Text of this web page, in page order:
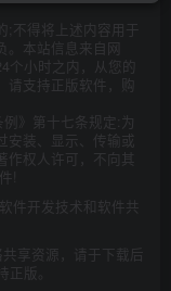
;不得将上述内容用于
。本站信息来自网
个小时之内，从您的
支持正版软件，购
》第十七条规定:为
安装、显示、传输或
作权人许可，不向其
!
件开发技术和软件共
享资源，请于下载后
版。